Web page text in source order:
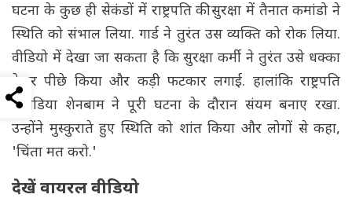
घटना के कुछ ही सेकंडों में राष्ट्रपति की सुरक्षा में तैनात कमांडो ने
स्थिति को संभाल लिया. गार्ड ने तुरंत उस व्यक्ति को रोक लिया.
वीडियो में देखा जा सकता है कि सुरक्षा कर्मी ने तुरंत उसे धक्का
देकर पीछे किया और कड़ी फटकार लगाई. हालांकि राष्ट्रपति
क्लाडिया शेनबाम ने पूरी घटना के दौरान संयम बनाए रखा.
उन्होंने मुस्कुराते हुए स्थिति को शांत किया और लोगों से कहा,
'चिंता मत करो.'
देखें वायरल वीडियो